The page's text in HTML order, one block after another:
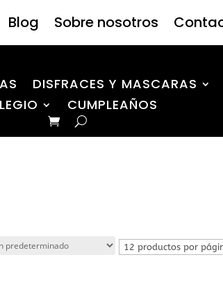
Blog Sobre nosotros
DISFRACES Y MASCARAS
CUMPLEAÑOS